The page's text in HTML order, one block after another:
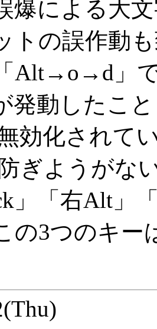
爆による大
トの誤作動
Alt→o→d」
発動したこ
効化されて
ぎようがな
」「右Alt
の3つのキー